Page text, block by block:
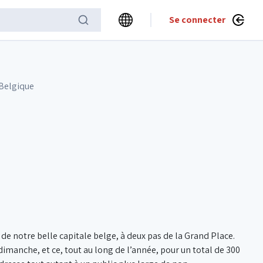
Se connecter
notre belle capitale belge, à deux pas de la Grand Place.
et ce, tout au long de l’année, pour un total de 300